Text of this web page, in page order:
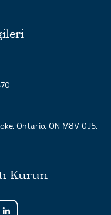
Ontario, ON M8V 0J5,
Kurun